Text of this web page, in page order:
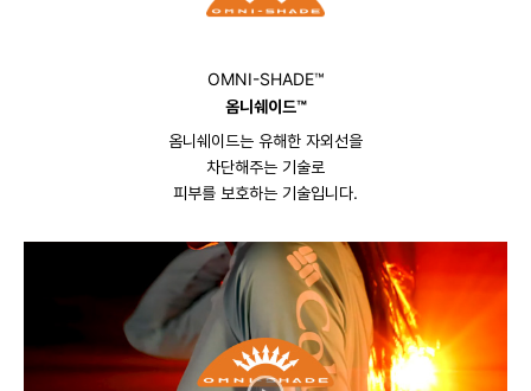
OMNI-SHADE™
옴니쉐이드™
옴니쉐이드는 유해한 자외선을
차단해주는 기술로
피부를 보호하는 기술입니다.